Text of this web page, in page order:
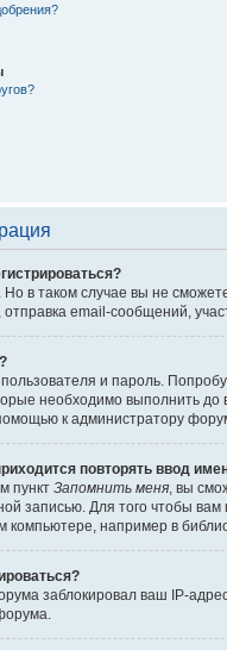
Но в таком случае вы не
email-сообщений,
и пароль.
необходимо выполнить
к администратору
повторять ввод
пункт Запомнить меня, вы
записью. Для того чтобы
компьютере, например в
заблокировал ваш IP-